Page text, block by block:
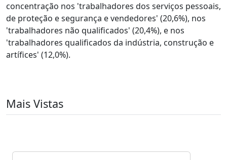
concentração nos 'trabalhadores dos serviços pessoais,
de proteção e segurança e vendedores' (20,6%), nos
'trabalhadores não qualificados' (20,4%), e nos
'trabalhadores qualificados da indústria, construção e
artífices' (12,0%).
Mais Vistas